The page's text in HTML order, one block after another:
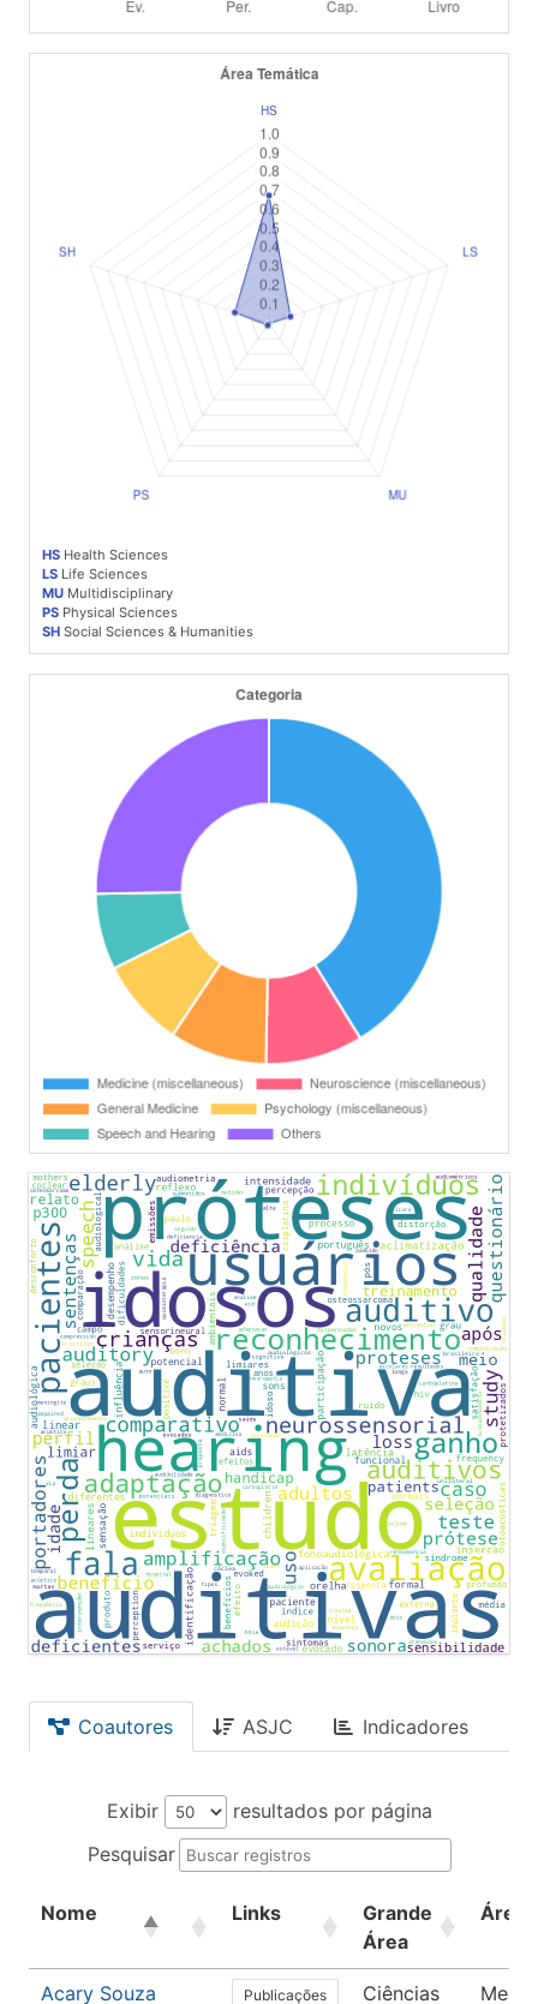
HS Health Sciences
LS Life Sciences
MU Multidisciplinary
PS Physical Sciences
SH Social Sciences & Humanities
Coautores ASJC Indicadores
Exibir
resultados por página
Pesquisar
Nome Links
Grande
Área
Área
Acary Souza Publicações Ciências